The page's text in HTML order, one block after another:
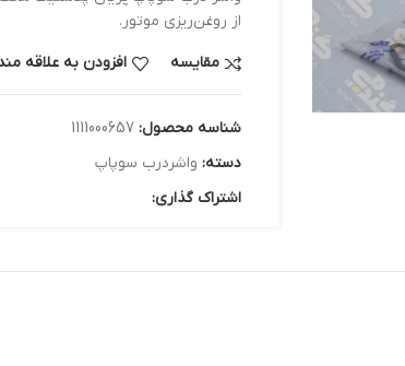
از روغن‌ریزی موتور.
مقایسه افزودن به علاقه
شناسه محصول:1111000657
دسته: واشردرب سوپاپ
اشتراک گذاری: